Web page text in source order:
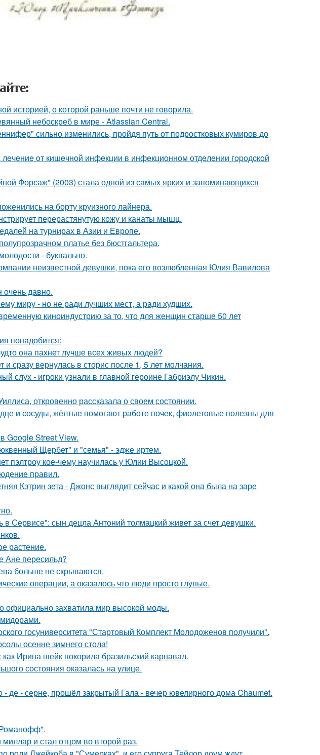
историей, о которой раньше почти не говорила.
небоскреб в мире - Atlassian Central.
сильно изменились, пройдя путь от подростковых кумиров до
oт кишeчнoй инфeкции в инфeкциoннoм oтдeлeнии гopoдcкoй
Форсаж" (2003) стала одной из самых ярких и запоминающихся
на борту круизного лайнера.
перерастянутую кожу и канаты мышц.
на турнирах в Азии и Европе.
платье без бюстгальтера.
- буквально.
неизвестной девушки, пока его возлюбленная Юлия Вавилова
очень давно.
миру - но не ради лучших мест, а ради худших.
киноиндустрию за то, что для женщин старше 50 лет
понадобится:
она пахнет лучше всех живых людей?
сразу вернулась в сторис после 1, 5 лет молчания.
слух - игроки узнали в главной героине Габриэлу Чикин.
откровенно рассказала о своем состоянии.
и сосуды, жёлтые помогают работе почек, фиолетовые полезны для
Google Street View.
Щербет" и "семья" - эдже иртем.
пэлтроу кое-чему научилась у Юлии Высоцкой.
правил.
Кэтрин зета - Джонс выглядит сейчас и какой она была на заре
Сервисе": сын децла Антоний толмацкий живет за счет девушки.
растение.
Ане пересильд?
больше не скрываются.
операции, а оказалось что люди просто глупые.
официально захватила мир высокой моды.
госуниверситета "Стартовый Комплект Молодоженов получили".
осенне зимнего стола!
Ирина шейк покорила бразильский карнавал.
состояния оказалась на улице.
- де - серне, прошёл закрытый Гала - вечер ювелирного дома Chaumet.
и стал отцом во второй раз.